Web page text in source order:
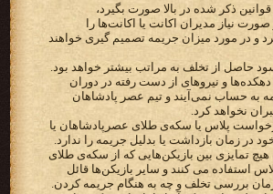
ذکر شده در بالا صورت بگیرد،
صورت نیاز مدیران اکانت یا اکانت‌ها را
و در مورد میزان جریمه تصمیم گیری خواهند
حاصل از تخلف به مراتب بیشتر خواهد بود.
دهکده‌ها و نیروهای از دست رفته در دوران
به حساب نمی‌آیند و تیم عصر پادشاهان
نخواهد کرد.
پلاس یا سکه‌ی طلای عصرپادشاهان یا
در زمان بازداشت یا بدلیل جریمه را ندارد.
تمایزی بین بازیکن‌هایی که از سکه‌ی طلای
استفاده می کنند و سایر بازیکن‌ها قائل
بررسی تخلف و چه به هنگام جریمه کردن.